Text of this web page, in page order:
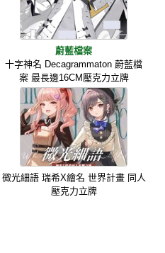
蔚藍檔案
十字神名 Decagrammaton 蔚藍檔
案 最長邊16CM壓克力立牌
微光細語 瑞希X繪名 世界計畫 同人
壓克力立牌